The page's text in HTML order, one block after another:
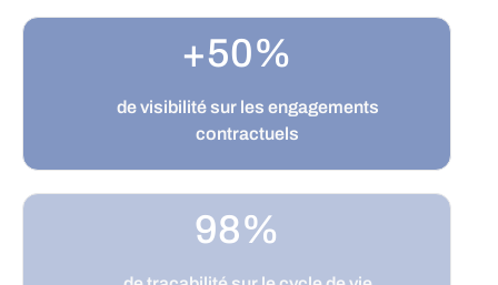
+50%
de visibilité sur les engagements
contractuels
100%